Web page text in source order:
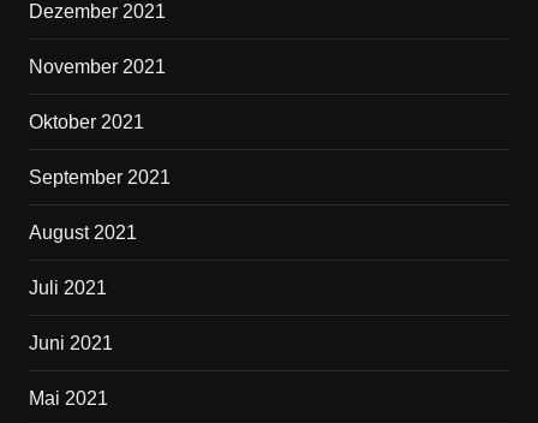
Dezember 2021
November 2021
Oktober 2021
September 2021
August 2021
Juli 2021
Juni 2021
Mai 2021